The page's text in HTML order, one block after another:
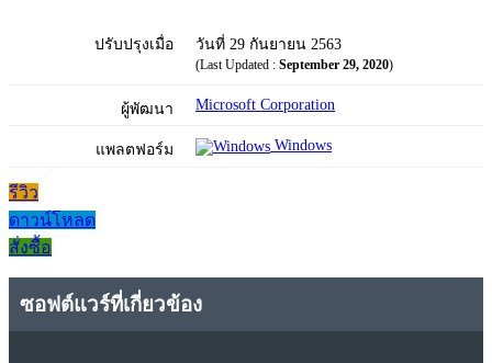
ปรับปรุงเมื่อ วันที่ 29 กันยายน 2563
(Last Updated : September 29, 2020)
ผู้พัฒนา Microsoft Corporation
แพลตฟอร์ม Windows
รีวิว
ดาวน์โหลด
สั่งซื้อ
ซอฟต์แวร์ที่เกี่ยวข้อง